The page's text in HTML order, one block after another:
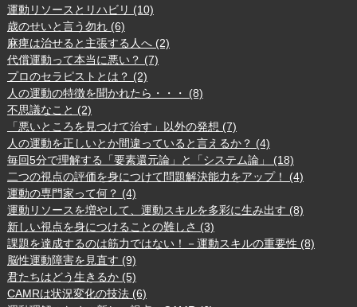
運動リソースとリハビリ (10)
歳のせいと言う勿れ (6)
麻痺は治せると主張する人へ (2)
代償運動って本当に悪い？ (7)
プロのセラピストとは？ (2)
人の運動の特徴を聞かれたら・・・ (8)
不思議なこと (2)
「悪いところを見つけて治す」以外の発想 (7)
人の運動を正しいとか間違っていると言えるか？ (4)
毎回5分で理解する「要素還元論」と「システム論」 (18)
二つの視点の評価を身につけて問題解決能力をアップ！ (4)
運動の専門家って何？ (4)
運動リソースを増やして、運動スキルを多彩に生み出す (8)
新しい視点を身につけることの難しさ (3)
課題を達成するのは筋力ではない！－運動スキルの重要性 (8)
脳性運動障害を見直す (9)
君たちはどう生きるか (5)
CAMRは状況変化の技法 (6)